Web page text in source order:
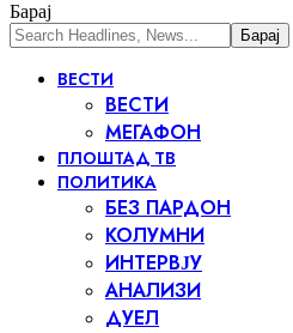
Барај
ВЕСТИ
ВЕСТИ
МЕГАФОН
ПЛОШТАД ТВ
ПОЛИТИКА
БЕЗ ПАРДОН
КОЛУМНИ
ИНТЕРВЈУ
АНАЛИЗИ
ДУЕЛ